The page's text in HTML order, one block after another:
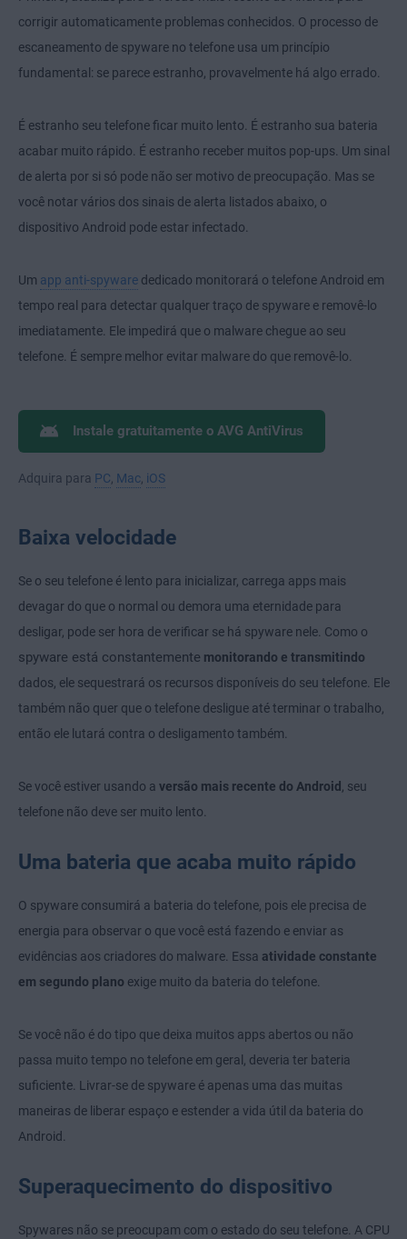
corrigir automaticamente problemas conhecidos. O processo de
escaneamento de spyware no telefone usa um princípio
fundamental: se parece estranho, provavelmente há algo errado.
É estranho seu telefone ficar muito lento. É estranho sua bateria
acabar muito rápido. É estranho receber muitos pop-ups. Um sinal
de alerta por si só pode não ser motivo de preocupação. Mas se
você notar vários dos sinais de alerta listados abaixo, o
dispositivo Android pode estar infectado.
Um app anti-spyware dedicado monitorará o telefone Android em
tempo real para detectar qualquer traço de spyware e removê-lo
imediatamente. Ele impedirá que o malware chegue ao seu
telefone. É sempre melhor evitar malware do que removê-lo.
Instale gratuitamente o AVG AntiVirus
Adquira para PC, Mac, iOS
Baixa velocidade
Se o seu telefone é lento para inicializar, carrega apps mais
devagar do que o normal ou demora uma eternidade para
desligar, pode ser hora de verificar se há spyware nele. Como o
spyware está constantemente monitorando e transmitindo
dados, ele sequestrará os recursos disponíveis do seu telefone. Ele
também não quer que o telefone desligue até terminar o trabalho,
então ele lutará contra o desligamento também.
Se você estiver usando a versão mais recente do Android , seu
telefone não deve ser muito lento.
Uma bateria que acaba muito rápido
O spyware consumirá a bateria do telefone, pois ele precisa de
energia para observar o que você está fazendo e enviar as
evidências aos criadores do malware. Essa atividade constante
em segundo plano exige muito da bateria do telefone.
Se você não é do tipo que deixa muitos apps abertos ou não
passa muito tempo no telefone em geral, deveria ter bateria
suficiente. Livrar-se de spyware é apenas uma das muitas
maneiras de liberar espaço e estender a vida útil da bateria do
Android.
Superaquecimento do dispositivo
Spywares não se preocupam com o estado do seu telefone. A CPU